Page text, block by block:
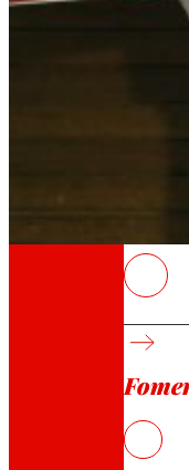
EROSKI
Referente
millones de